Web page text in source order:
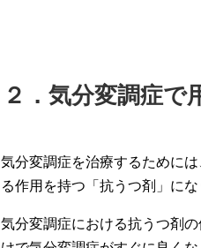
２．気分変調症で
気分変調症を治療するために
る作用を持つ「抗うつ剤」にな
気分変調症における抗うつ剤